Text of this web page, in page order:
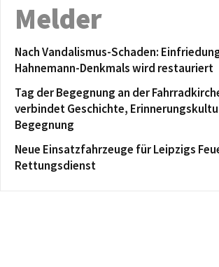
Melder
Nach Vandalismus-Schaden:
Hahnemann-Denkmals wird restauriert
Tag der Begegnung an der
verbindet Geschichte,
Begegnung
Neue Einsatzfahrzeuge für Leipzigs
Rettungsdienst